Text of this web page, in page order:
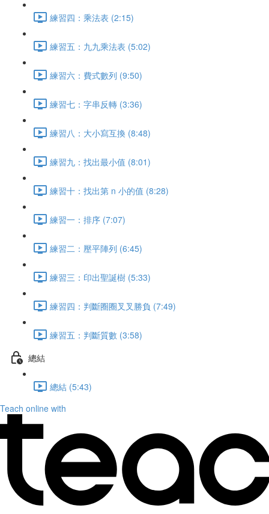
練習四：乘法表 (2:15)
練習五：九九乘法表 (5:02)
練習六：費式數列 (9:50)
練習七：字串反轉 (3:36)
練習八：大小寫互換 (8:48)
練習九：找出最小值 (8:01)
練習十：找出第 n 小的值 (8:28)
練習一：排序 (7:07)
練習二：壓平陣列 (6:45)
練習三：印出聖誕樹 (5:33)
練習四：判斷圈圈叉叉勝負 (7:49)
練習五：判斷質數 (3:58)
總結
總結 (5:43)
Teach online with